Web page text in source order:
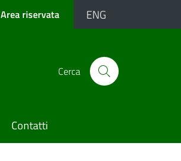
Area riservata ENG
Cerca
Contatti